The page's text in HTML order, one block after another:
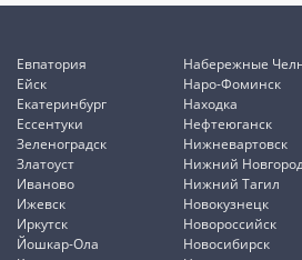
Евпатория
Ейск
Екатеринбург
Ессентуки
Зеленоградск
Златоуст
Иваново
Ижевск
Иркутск
Йошкар-Ола
Набережные
Наро-Фоминск
Находка
Нефтеюганск
Нижневартовск
Нижний
Нижний Тагил
Новокузнецк
Новороссийск
Новосибирск